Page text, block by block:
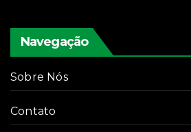
Navegação
Sobre Nós
Contato